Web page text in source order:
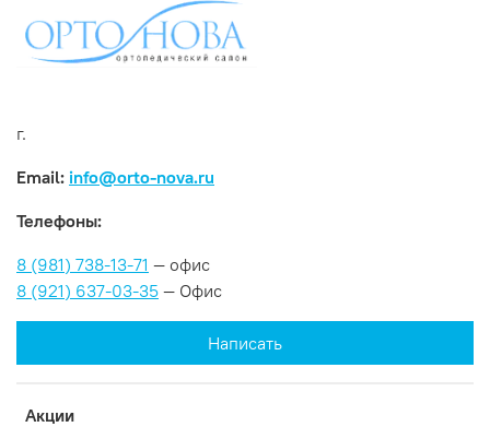
Акции
г.
Email: info@orto-nova.ru
Телефоны:
8 (981) 738-13-71 — офис
8 (921) 637-03-35 — Офис
Написать